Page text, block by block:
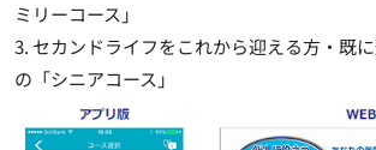
ミリーコース」
3. セカンドライフをこれから迎える方・既
の「シニアコース」